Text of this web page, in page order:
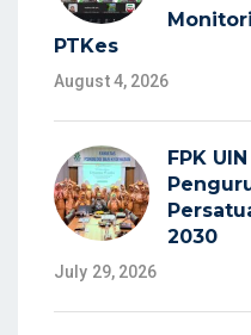
PTKes
August 4, 2026
FPK
2030
July 29, 2026